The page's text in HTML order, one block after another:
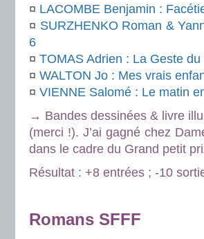
¤ LACOMBE Benjamin :
¤ SURZHENKO Roman &
6
¤ TOMAS Adrien : La Geste
¤ WALTON Jo : Mes vrais
¤ VIENNE Salomé : Le matin
→ Bandes dessinées & livre
(merci !). J’ai gagné chez
dans le cadre du Grand petit
Résultat : +8 entrées ; -10
Romans SFFF